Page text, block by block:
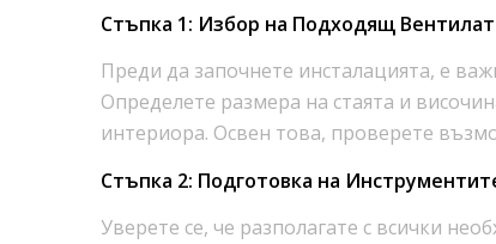
Стъпка 1: Избор на Подходящ
Преди да започнете инсталацията, е
Определете размера на стаята и
интериора. Освен това, проверете
Стъпка 2: Подготовка на
Уверете се, че разполагате с всички